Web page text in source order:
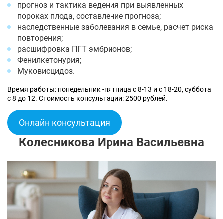
прогноз и тактика ведения при выявленных
пороках плода, составление прогноза;
наследственные заболевания в семье, расчет риска
повторения;
расшифровка ПГТ эмбрионов;
Фенилкетонурия;
Муковисцидоз.
Время работы: понедельник -пятница с 8-13 и с 18-20, суббота
с 8 до 12. Стоимость консультации: 2500 рублей.
Онлайн консультация
Колесникова Ирина Васильевна